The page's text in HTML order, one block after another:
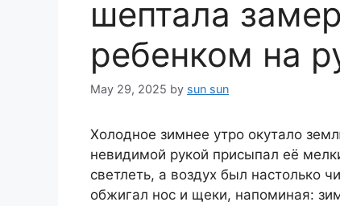
шептала
ребенком на
May 29, 2025 by sun sun
Холодное зимнее утро окутало
невидимой рукой присыпал её
светлеть, а воздух был настолько
обжигал нос и щеки, напоминая: